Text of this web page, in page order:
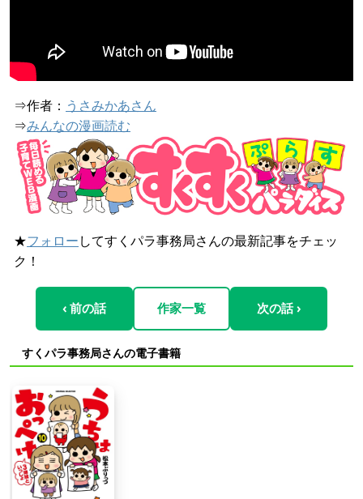
⇒作者： うさみかあさん
⇒みんなの漫画読む
★フォロー してすくパラ事務局さんの最新記事をチェッ
ク！
‹ 前の話 作家一覧 次の話 ›
すくパラ事務局さんの電子書籍